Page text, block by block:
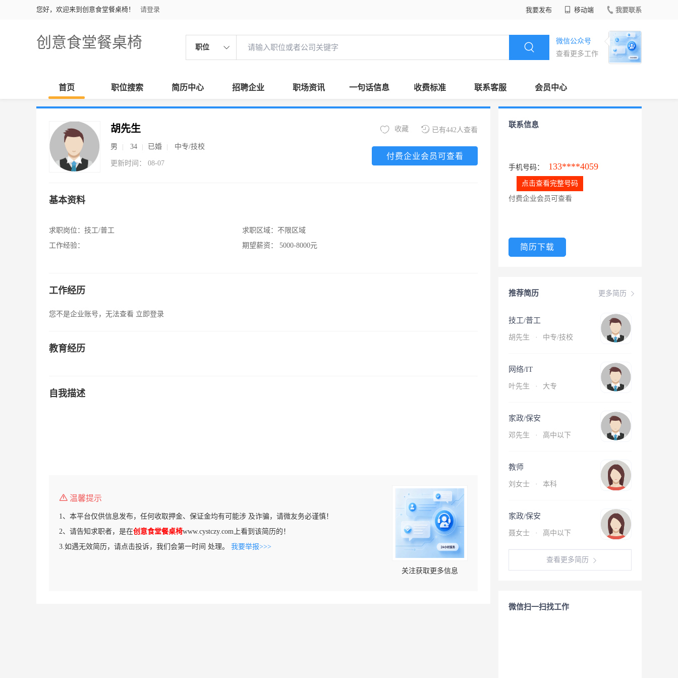
您好，欢迎来到创意食堂餐桌椅！ 请登录 我要发布 移动端 我要联系
创意食堂餐桌椅 职位
微信公众号
查看更多工作
首页 职位搜索 简历中心 招聘企业 职场资讯 一句话信息 收费标准 联系客服 会员中心
胡先生
男 34 已婚 中专/技校
更新时间： 08-07
已有442人查看
收藏
付费企业会员可查看
基本资料
求职岗位： 技工/普工
工作经验：
求职区域： 不限区域
期望薪资：
5000-8000元
工作经历
您不是企业账号，无法查看 立即登录
教育经历
自我描述
温馨提示
1、本平台仅供信息发布，任何收取押金、保证金均有可能涉 及诈骗，请微友务必谨慎！
2、请告知求职者，是在创意食堂餐桌椅www.cystczy.com上看到该简历的！
3.如遇无效简历，请点击投诉，我们会第一时间 处理。 我要举报>>>
关注获取更多信息
联系信息
手机号码： 133****4059
点击查看完整号码
付费企业会员可查看
简历下载
更多简历
推荐简历
技工/普工
胡先生 · 中专/技校
网络/IT
叶先生 · 大专
家政/保安
邓先生 · 高中以下
教师
刘女士 · 本科
家政/保安
聂女士 · 高中以下
查看更多简历
微信扫一扫找工作